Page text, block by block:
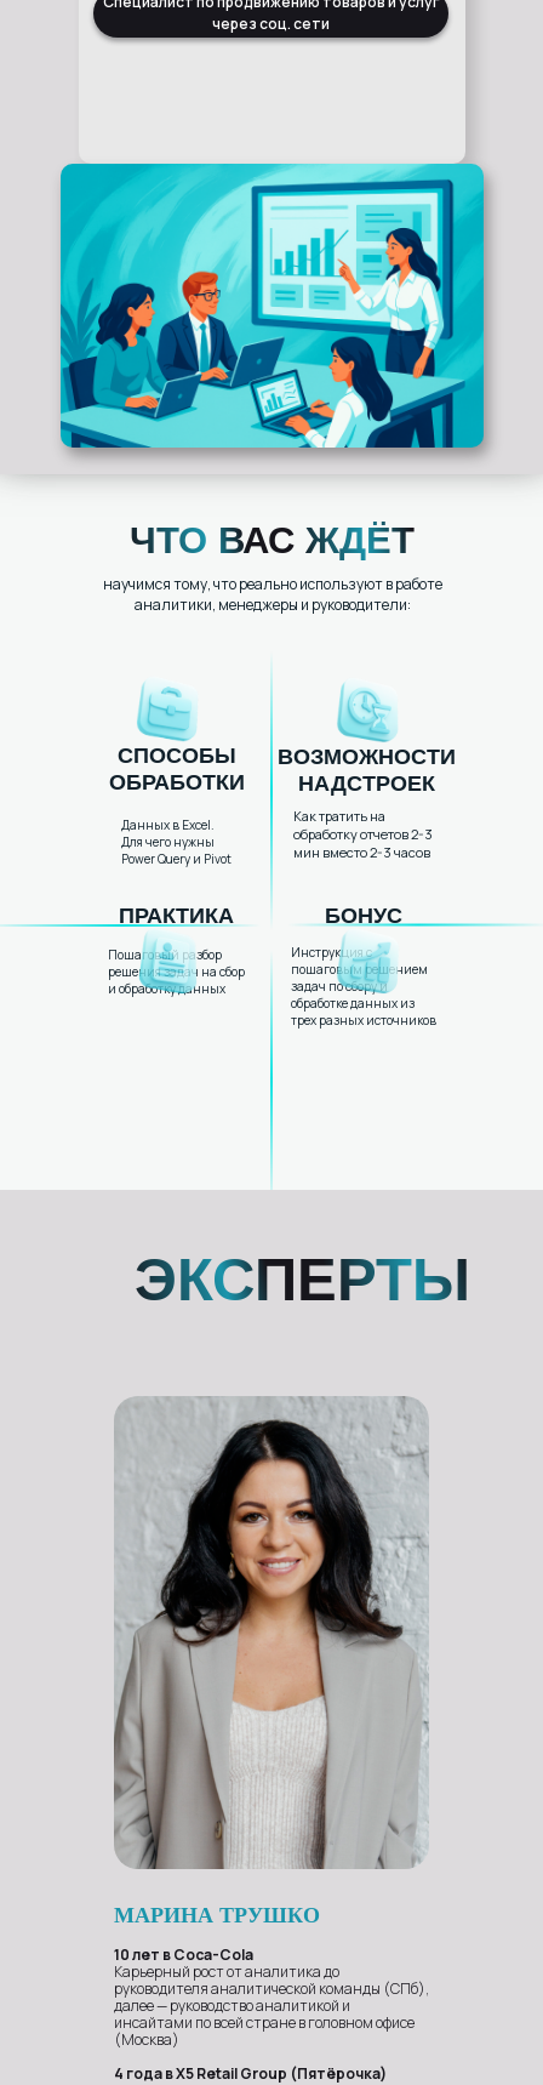
через соц. сети
ЧТО ВАС ЖДЁТ
научимся тому, что реально используют в работе
аналитики, менеджеры и руководители:
СПОСОБЫ
ОБРАБОТКИ
Данных в Excel.
Для чего нужны
Power Query и Pivot
ВОЗМОЖНОСТИ
НАДСТРОЕК
Как тратить на
обработку отчетов 2-3
мин вместо 2-3 часов
ПРАКТИКА
Пошаговый разбор
решения задач на сбор
и обработку данных
БОНУС
Инструкция с
пошаговым решением
задач по сбору и
обработке данных из
трех разных источников
ЭКСПЕРТЫ
МАРИНА ТРУШКО
10 лет в Coca-Cola
Карьерный рост от аналитика до
руководителя аналитической команды (СПб),
далее — руководство аналитикой и
инсайтами по всей стране в головном офисе
(Москва)
4 года в X5 Retail Group (Пятёрочка)